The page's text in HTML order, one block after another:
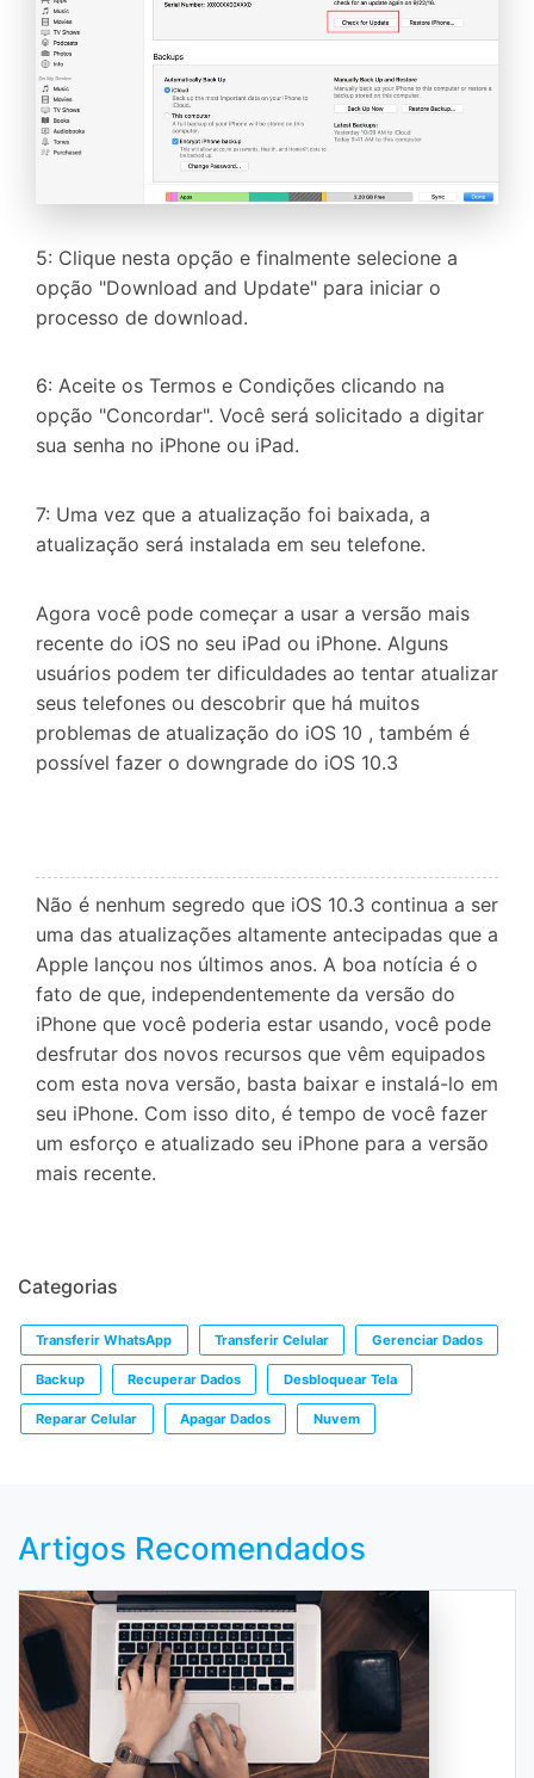
5: Clique nesta opção e finalmente selecione a
opção "Download and Update" para iniciar o
processo de download.
6: Aceite os Termos e Condições clicando na
opção "Concordar". Você será solicitado a digitar
sua senha no iPhone ou iPad.
7: Uma vez que a atualização foi baixada, a
atualização será instalada em seu telefone.
Agora você pode começar a usar a versão mais
recente do iOS no seu iPad ou iPhone. Alguns
usuários podem ter dificuldades ao tentar atualizar
seus telefones ou descobrir que há muitos
problemas de atualização do iOS 10 , também é
possível fazer o downgrade do iOS 10.3
Não é nenhum segredo que iOS 10.3 continua a ser
uma das atualizações altamente antecipadas que a
Apple lançou nos últimos anos. A boa notícia é o
fato de que, independentemente da versão do
iPhone que você poderia estar usando, você pode
desfrutar dos novos recursos que vêm equipados
com esta nova versão, basta baixar e instalá-lo em
seu iPhone. Com isso dito, é tempo de você fazer
um esforço e atualizado seu iPhone para a versão
mais recente.
Categorias
Transferir WhatsApp Transferir Celular Gerenciar Dados
Backup Recuperar Dados Desbloquear Tela
Reparar Celular Apagar Dados Nuvem
Artigos Recomendados